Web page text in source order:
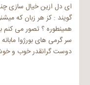
ای دل ازین خیال سازی
گویند : کز هر زبان که
همینطوره ؟ تصور می کنم
سر گرمی های بورژوا
دوست گرانقدر خوب و